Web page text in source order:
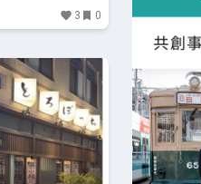
3 0